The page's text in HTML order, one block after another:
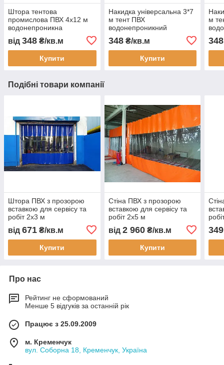
Штора тентова
промислова ПВХ 4х12 м
водонепроникна
перегородка для складу
цеху автомийки та СТО
від 348 ₴/кв.м
Купити
Накидка універсальна 3*7
м тент ПВХ
водонепроникний
тент захисний тент на
замовлення доставка
348₴/кв.м
Купити
м
348
Подібні товари компанії
Штора ПВХ з прозорою
вставкою для сервісу та
робіт 2x3 м
перегородка тепло
шумоізоляція тентова
штора монтаж
від 671 ₴/кв.м
Купити
Стіна ПВХ з прозорою
вставкою для сервісу та
робіт 2x5 м
зносостійка перегородка
монтаж індивідуальне
виготовлення
від 2 960₴/кв.м
Купити
349
Про нас
Рейтинг не сформований
Менше 5 відгуків за останній рік
Працює з 25.09.2009
м. Кременчук
вул. Соборна 18, Кременчук, Україна